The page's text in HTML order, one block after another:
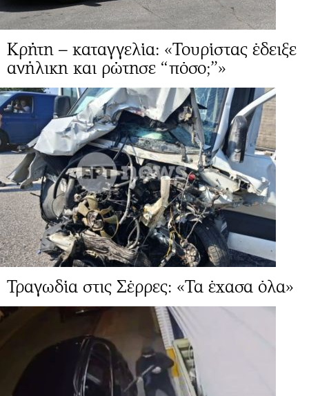
Κρήτη – καταγγελία: «Τουρίστας έδειξε
ανήλικη και ρώτησε “πόσο;”»
Τραγωδία στις Σέρρες: «Τα έχασα όλα»